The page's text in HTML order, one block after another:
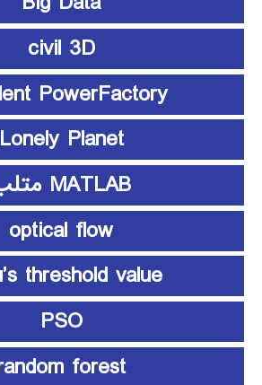
civil 3D
PowerFactory
Lonely Planet
MATLAB متلب
optical flow
threshold value
PSO
forest